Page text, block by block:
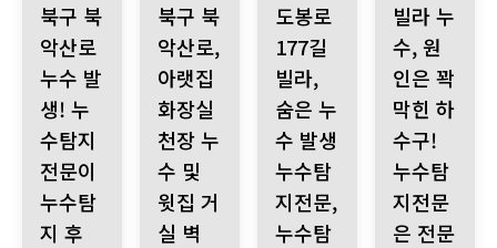
북구 북
악산로
누수 발
생! 누
수탐지
전문이
누수탐
지 후
북구 북
악산로,
아랫집
화장실
천장 누
수 및
윗집 거
실 벽
도봉로
177길
빌라,
숨은 누
수 발생
누수탐
지전문,
누수탐
빌라 누
수, 원
인은 꽉
막힌 하
수구!
누수탐
지전문
은 전문